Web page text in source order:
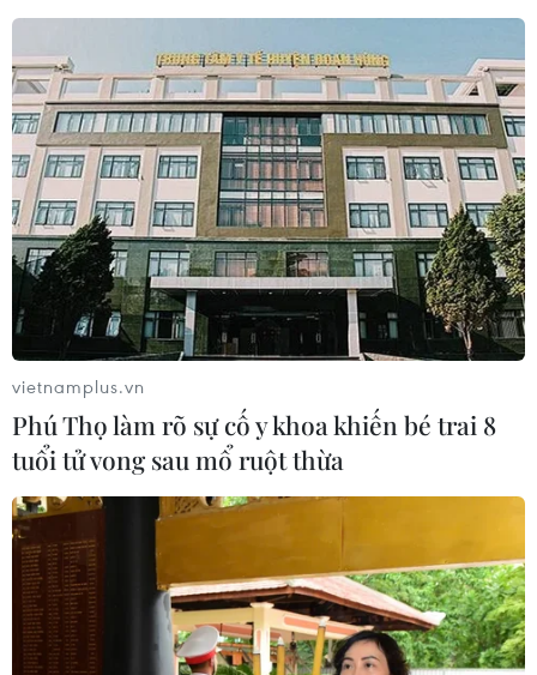
vietnamplus.vn
Phú Thọ làm rõ sự cố y khoa khiến bé trai 8
tuổi tử vong sau mổ ruột thừa